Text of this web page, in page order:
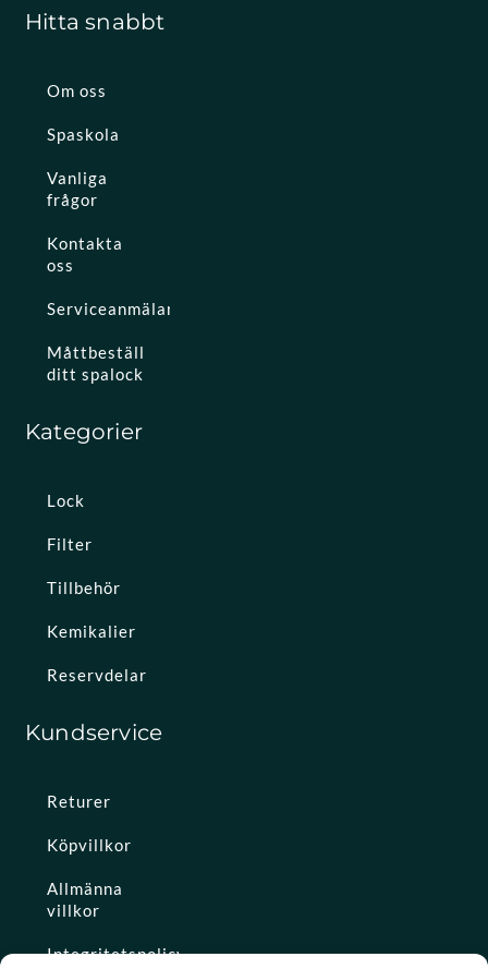
Hitta snabbt
Om oss
Spaskola
Vanliga
frågor
Kontakta
oss
Serviceanmälan
Måttbeställ
ditt spalock
Kategorier
Lock
Filter
Tillbehör
Kemikalier
Reservdelar
Kundservice
Returer
Köpvillkor
Allmänna
villkor
Integritetspolicy